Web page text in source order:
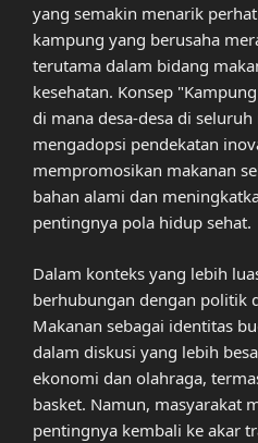
yang semakin menarik
kampung yang berusaha
terutama dalam bidang
kesehatan. Konsep
di mana desa-desa di
mengadopsi pendekatan
mempromosikan makanan
bahan alami dan
pentingnya pola hidup sehat.
Dalam konteks yang lebih
berhubungan dengan politik
Makanan sebagai identitas
dalam diskusi yang lebih
ekonomi dan olahraga,
basket. Namun, masyarakat
pentingnya kembali ke akar